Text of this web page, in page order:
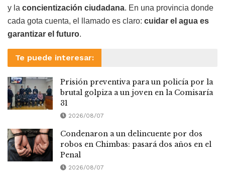
y la concientización ciudadana. En una provincia donde
cada gota cuenta, el llamado es claro: cuidar el agua es
garantizar el futuro.
Te puede interesar:
Prisión preventiva para un policía por la
brutal golpiza a un joven en la Comisaría
31
2026/08/07
Condenaron a un delincuente por dos
robos en Chimbas: pasará dos años en el
Penal
2026/08/07